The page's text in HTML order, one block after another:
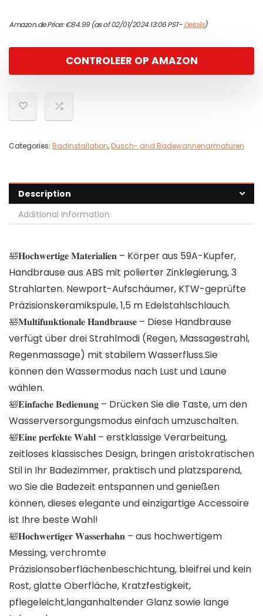
Amazon.de Price:€84.99(as of 02/01/2024 13:06 PST-Details)
CONTROLEER OP AMAZON
Categories: Badinstallation,Dusch- and Badewannenarmaturen
Description
Additional information
🛀𝐇𝐨𝐜𝐡𝐰𝐞𝐫𝐭𝐢𝐠𝐞 𝐌𝐚𝐭𝐞𝐫𝐢𝐚𝐥𝐢𝐞𝐧 – Körper aus 59A-Kupfer,
Handbrause aus ABS mit polierter Zinklegierung, 3
Strahlarten. Newport-Aufschäumer, KTW-geprüfte
Präzisionskeramikspule, 1,5 m Edelstahlschlauch.
🛀𝐌𝐮𝐥𝐭𝐢𝐟𝐮𝐧𝐤𝐭𝐢𝐨𝐧𝐚𝐥𝐞 𝐇𝐚𝐧𝐝𝐛𝐫𝐚𝐮𝐬𝐞 – Diese Handbrause
verfügt über drei Strahlmodi (Regen, Massagestrahl,
Regenmassage) mit stabilem Wasserfluss.Sie
können den Wassermodus nach Lust und Laune
wählen.
🛀𝐄𝐢𝐧𝐟𝐚𝐜𝐡𝐞 𝐁𝐞𝐝𝐢𝐞𝐧𝐮𝐧𝐠 – Drücken Sie die Taste, um den
Wasserversorgungsmodus einfach umzuschalten.
🛀𝐄𝐢𝐧𝐞 𝐩𝐞𝐫𝐟𝐞𝐤𝐭𝐞 𝐖𝐚𝐡𝐥 – erstklassige Verarbeitung,
zeitloses klassisches Design, bringen aristokratischen
Stil in Ihr Badezimmer, praktisch und platzsparend,
wo Sie die Badezeit entspannen und genießen
können, dieses elegante und einzigartige Accessoire
ist Ihre beste Wahl!
🛀𝐇𝐨𝐜𝐡𝐰𝐞𝐫𝐭𝐢𝐠𝐞𝐫 𝐖𝐚𝐬𝐬𝐞𝐫𝐡𝐚𝐡𝐧 – aus hochwertigem
Messing, verchromte
Präzisionsoberflächenbeschichtung, bleifrei und kein
Rost, glatte Oberfläche, Kratzfestigkeit,
pflegeleicht,langanhaltender Glanz sowie lange